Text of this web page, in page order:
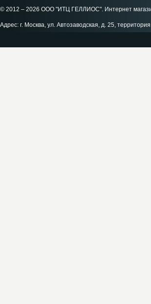
© 2012 – 2026 ООО "ИТЦ ГЕЛЛИОС". Интернет
Адрес: г. Москва, ул. Автозаводская, д. 25,